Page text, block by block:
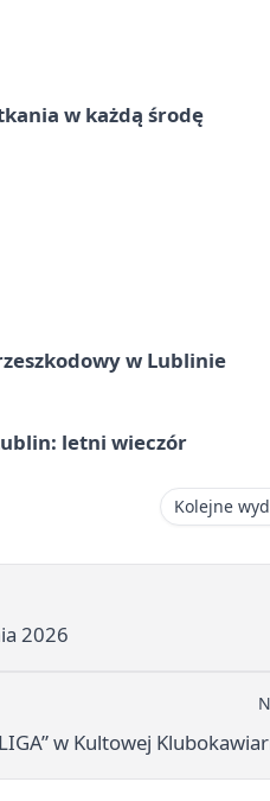
w każdą środę
w Lublinie
letni wieczór
Kolejne
2026
w Kultowej